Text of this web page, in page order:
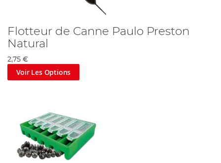
Flotteur de Canne Paulo Preston
Natural
2,75 €
Voir Les Options